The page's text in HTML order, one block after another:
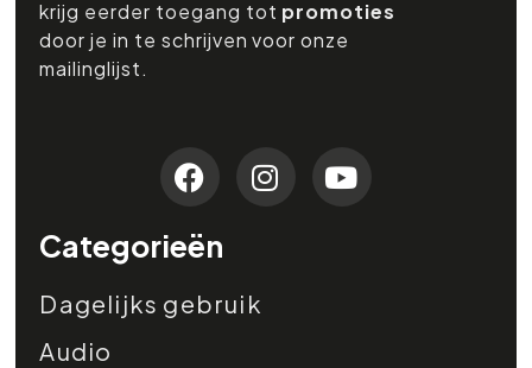
krijg eerder toegang tot promoties
door je in te schrijven voor onze
mailinglijst.
Categorieën
Dagelijks gebruik
Audio